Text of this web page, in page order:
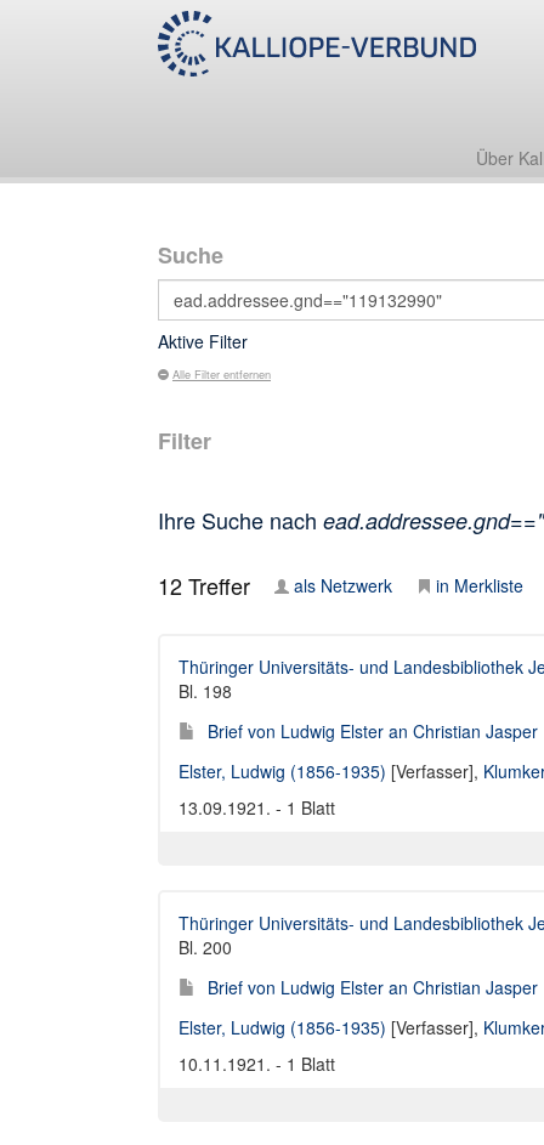
Über
Suche
Aktive Filter
Alle Filter entfernen
Filter
Ihre Suche nach
12Treffer als Netzwerk in Merkliste
Thüringer Universitäts- und Landesbibliothek
Bl. 198
Brief von Ludwig Elster an Christian
Elster, Ludwig (1856-1935) [Verfasser],
13.09.1921. - 1 Blatt
Thüringer Universitäts- und Landesbibliothek
Bl. 200
Brief von Ludwig Elster an Christian
Elster, Ludwig (1856-1935) [Verfasser],
10.11.1921. - 1 Blatt